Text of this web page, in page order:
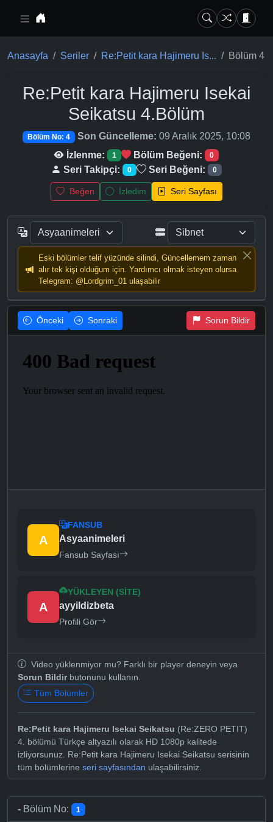
Anasayfa Seriler Re:Petit kara Hajimeru Is... Bölüm 4
Re:Petit kara Hajimeru Isekai
Seikatsu 4.Bölüm
Bölüm No: 4 Son Güncelleme: 09 Aralık 2025, 10:08
İzlenme:
1 Bölüm Beğeni: 0
Seri Takipçi: 0 Seri Beğeni: 0
Beğen İzledim Seri Sayfası
Eski bölümler telif yüzünde silindi, Güncellemem zaman
alır tek kişi olduğum için. Yardımcı olmak isteyen olursa
Telegram: @Lordgrim_01 ulaşabilir
Önceki Sonraki Sorun Bildir
A
FANSUB
Asyaanimeleri
Fansub Sayfası
A
YÜKLEYEN (SITE)
ayyildizbeta
Profili Gör
Video yüklenmiyor mu? Farklı bir player deneyin veya
Sorun Bildirbutonunu kullanın.
Tüm Bölümler
Re:Petit kara Hajimeru Isekai Seikatsu (Re:ZERO PETIT)
4. bölümü Türkçe altyazılı olarak HD 1080p kalitede
izliyorsunuz. Re:Petit kara Hajimeru Isekai Seikatsu serisinin
tüm bölümlerine seri sayfasından ulaşabilirsiniz.
- Bölüm No: 1